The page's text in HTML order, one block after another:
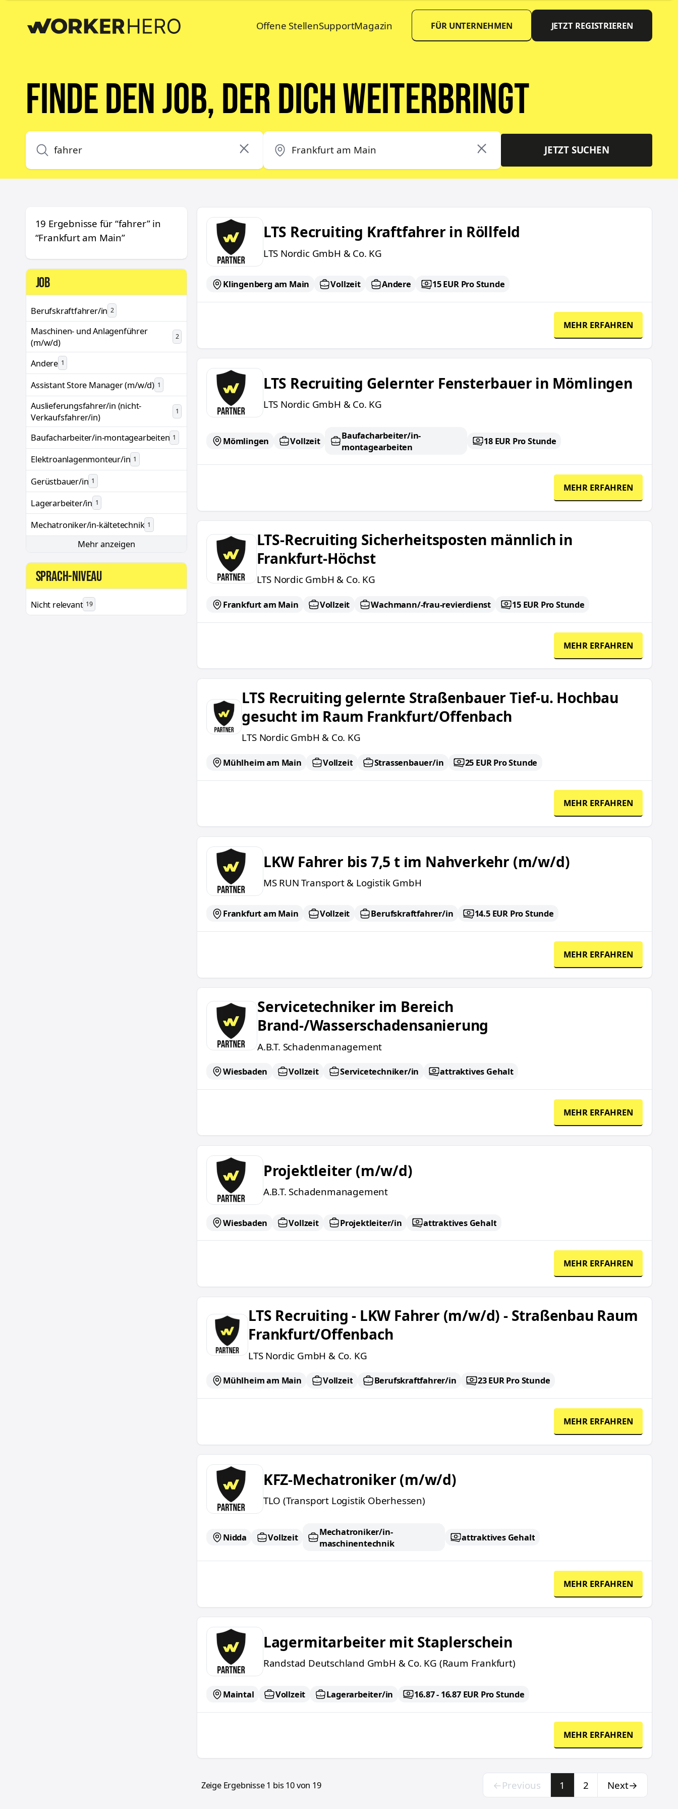
Offene StellenSupportMagazin FÜR UNTERNEHMEN JETZT REGISTRIEREN
Finde den Job, der dich weiterbringt
JETZT SUCHEN
19 Ergebnisse für “fahrer” in
“Frankfurt am Main”
JOB
Berufskraftfahrer/in 2
Maschinen- und Anlagenführer
(m/w/d)
2
Andere 1
Assistant Store Manager (m/w/d) 1
Auslieferungsfahrer/in (nicht-
Verkaufsfahrer/in)
1
Baufacharbeiter/in-montagearbeiten 1
Elektroanlagenmonteur/in 1
Gerüstbauer/in 1
Lagerarbeiter/in 1
Mechatroniker/in-kältetechnik 1
Mehr anzeigen
SPRACH-NIVEAU
Nicht relevant 19
LTS Recruiting Kraftfahrer in Röllfeld
LTS Recruiting Kraftfahrer in Röllfeld
LTS Nordic GmbH & Co. KG
Klingenberg am Main Vollzeit Andere 15 EUR Pro Stunde
MEHR ERFAHREN
LTS Recruiting Gelernter Fensterbauer in Mömlingen
LTS Recruiting Gelernter Fensterbauer in Mömlingen
LTS Nordic GmbH & Co. KG
Mömlingen Vollzeit
Baufacharbeiter/in-
montagearbeiten
18 EUR Pro Stunde
MEHR ERFAHREN
LTS-Recruiting Sicherheitsposten männlich in Frankfurt-Höchst
LTS-Recruiting Sicherheitsposten männlich in
Frankfurt-Höchst
LTS Nordic GmbH & Co. KG
Frankfurt am Main Vollzeit Wachmann/-frau-revierdienst 15 EUR Pro Stunde
MEHR ERFAHREN
LTS Recruiting gelernte Straßenbauer Tief-u. Hochbau gesucht im Raum Frankfurt/Offenbach
LTS Recruiting gelernte Straßenbauer Tief-u. Hochbau
gesucht im Raum Frankfurt/Offenbach
LTS Nordic GmbH & Co. KG
Mühlheim am Main Vollzeit Strassenbauer/in 25 EUR Pro Stunde
MEHR ERFAHREN
LKW Fahrer bis 7,5 t im Nahverkehr (m/w/d)
LKW Fahrer bis 7,5 t im Nahverkehr (m/w/d)
MS RUN Transport & Logistik GmbH
Frankfurt am Main Vollzeit Berufskraftfahrer/in 14.5 EUR Pro Stunde
MEHR ERFAHREN
Servicetechniker im Bereich Brand-/Wasserschadensanierung
Servicetechniker im Bereich
Brand-/Wasserschadensanierung
A.B.T. Schadenmanagement
Wiesbaden Vollzeit Servicetechniker/in attraktives Gehalt
MEHR ERFAHREN
Projektleiter (m/w/d)
Projektleiter (m/w/d)
A.B.T. Schadenmanagement
Wiesbaden Vollzeit Projektleiter/in attraktives Gehalt
MEHR ERFAHREN
LTS Recruiting - LKW Fahrer (m/w/d) - Straßenbau Raum Frankfurt/Offenbach
LTS Recruiting - LKW Fahrer (m/w/d) - Straßenbau Raum
Frankfurt/Offenbach
LTS Nordic GmbH & Co. KG
Mühlheim am Main Vollzeit Berufskraftfahrer/in 23 EUR Pro Stunde
MEHR ERFAHREN
KFZ-Mechatroniker (m/w/d)
KFZ-Mechatroniker (m/w/d)
TLO (Transport Logistik Oberhessen)
Nidda Vollzeit
Mechatroniker/in-
maschinentechnik
attraktives Gehalt
MEHR ERFAHREN
Lagermitarbeiter mit Staplerschein
Lagermitarbeiter mit Staplerschein
Randstad Deutschland GmbH & Co. KG (Raum Frankfurt)
Maintal Vollzeit Lagerarbeiter/in 16.87 - 16.87 EUR Pro Stunde
MEHR ERFAHREN
Zeige Ergebnisse1 bis 10von 19 ← Previous 1 2 Next→